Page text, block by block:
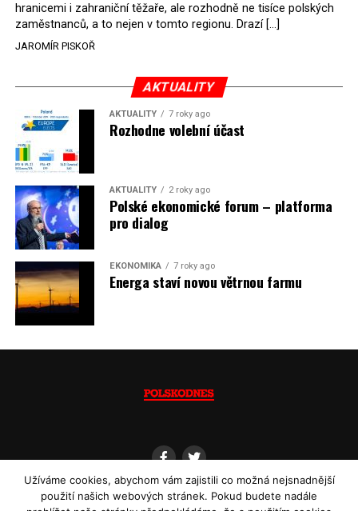
Rozhodnutí polského ministra spravedlnosti jistě potěší
německé, české a polské ekology, kteří žalobu u
správního soudu podali, ale také německé a české
možná vozit své hnědé uhlí. ČEZ bude také spokojen –
škrtnutím 7 % elektřiny znamená totiž pro Polsko zcela
neplánované a nečekané skokové zvýšení závislosti na
dovozu elektřiny už od roku 2027.
Jaromír Piskoř
(psáno pro info.cz)
hranicemi i zahraniční těžaře, ale rozhodně ne tisíce polských
zaměstnanců, a to nejen v tomto regionu. Drazí […]
JAROMÍR PISKOŘ
AKTUALITY
AKTUALITY 7 roky ago
Rozhodne volební účast
AKTUALITY 2 roky ago
Polské ekonomické forum – platforma
pro dialog
EKONOMIKA 7 roky ago
Energa staví novou větrnou farmu
Užíváme cookies, abychom vám zajistili co možná nejsnadnější
použití našich webových stránek. Pokud budete nadále